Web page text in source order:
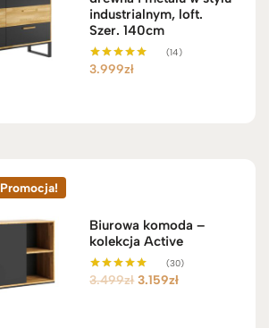
industrialnym, loft.
Szer. 140cm
Oceniono
(14)
3.999zł
Promocja!
Biurowa komoda –
kolekcja Active
Oceniono
(30)
3.499zł Pierwotna
3.159złAktualna